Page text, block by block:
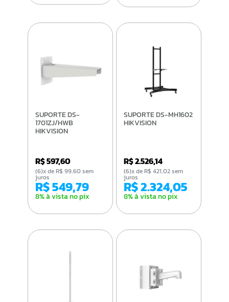
SUPORTE DS-
1701ZJ/HWB
HIKVISION
R$ 597,60
R$ 549,79
8% à vista no pix
(6)x de R$ 99,60 sem
juros
SUPORTE DS-MH1602
HIKVISION
R$ 2.526,14
R$ 2.324,05
8% à vista no pix
(6)x de R$ 421,02 sem
juros